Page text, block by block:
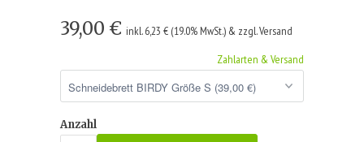
39,00 € inkl. 6,23 € (19.0% MwSt.) & zzgl. Versand
Zahlarten & Versand
Anzahl